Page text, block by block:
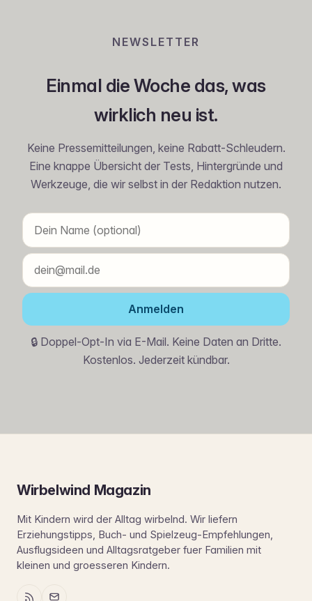
NEWSLETTER
Einmal die Woche das, was
wirklich neu ist.
Keine Pressemitteilungen, keine Rabatt-Schleudern.
Eine knappe Übersicht der Tests, Hintergründe und
Werkzeuge, die wir selbst in der Redaktion nutzen.
Anmelden
🔒 Doppel-Opt-In via E-Mail. Keine Daten an Dritte.
Kostenlos. Jederzeit kündbar.
Wirbelwind Magazin
Mit Kindern wird der Alltag wirbelnd. Wir liefern
Erziehungstipps, Buch- und Spielzeug-Empfehlungen,
Ausflugsideen und Alltagsratgeber fuer Familien mit
kleinen und groesseren Kindern.